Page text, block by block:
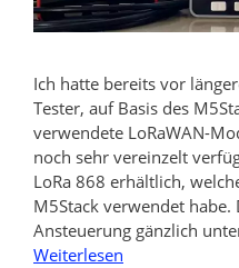
Ich hatte bereits vor
Tester, auf Basis des
verwendete LoRaWAN-
noch sehr vereinzelt
LoRa 868 erhältlich,
M5Stack verwendet
Ansteuerung gänzlich
Weiterlesen